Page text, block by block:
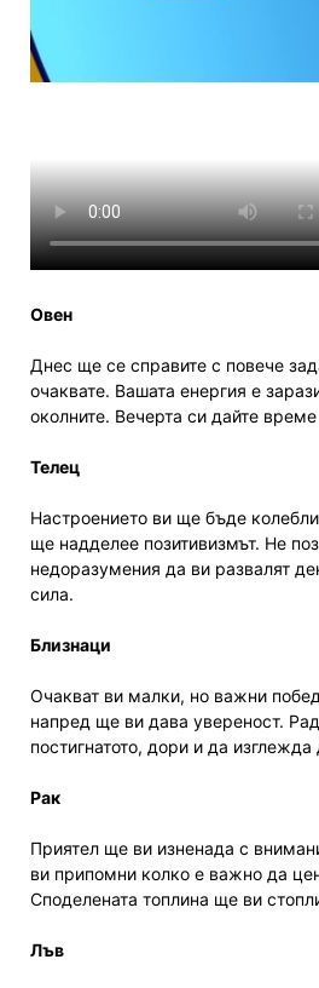
Овен
Днес ще се справите с повече
очаквате. Вашата енергия е
околните. Вечерта си дайте
Телец
Настроението ви ще бъде
ще надделее позитивизмът. Не
недоразумения да ви развалят
сила.
Близнаци
Очакват ви малки, но важни
напред ще ви дава увереност.
постигнатото, дори и да изглежда
Рак
Приятел ще ви изненада с
ви припомни колко е важно да
Споделената топлина ще ви
Лъв